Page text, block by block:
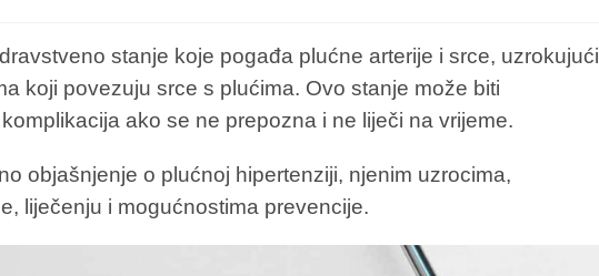
stanje koje pogađa plućne arterije i srce, uzrokujući
koji povezuju srce s plućima. Ovo stanje može biti
ako se ne prepozna i ne liječi na vrijeme.
objašnjenje o plućnoj hipertenziji, njenim uzrocima,
liječenju i mogućnostima prevencije.